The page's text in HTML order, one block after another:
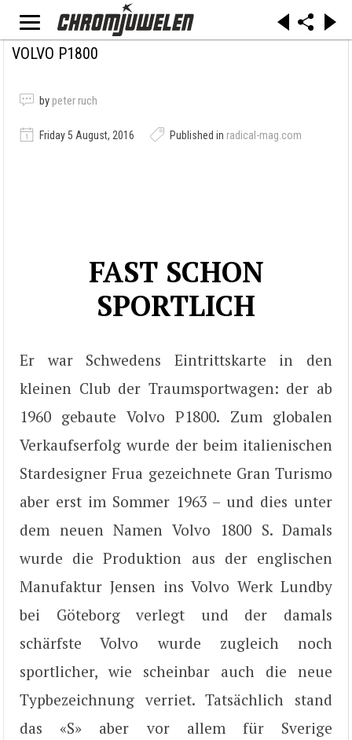
VOLVO P1800
by peter ruch
Friday 5 August, 2016 Published in radical-mag.com
FAST SCHON
SPORTLICH
Er war Schwedens Eintrittskarte in den
kleinen Club der Traumsportwagen: der ab
1960 gebaute Volvo P1800. Zum globalen
Verkaufserfolg wurde der beim italienischen
Stardesigner Frua gezeichnete Gran Turismo
aber erst im Sommer 1963 – und dies unter
dem neuen Namen Volvo 1800 S. Damals
wurde die Produktion aus der englischen
Manufaktur Jensen ins Volvo Werk Lundby
bei Göteborg verlegt und der damals
schärfste Volvo wurde zugleich noch
sportlicher, wie scheinbar auch die neue
Typbezeichnung verriet. Tatsächlich stand
das «S» aber vor allem für Sverige